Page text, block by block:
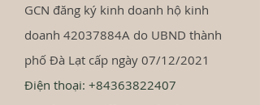
GCN đăng ký kinh doanh hộ kinh
doanh 42037884A do UBND thành
phố Đà Lạt cấp ngày 07/12/2021
Điện thoại: +84363822407